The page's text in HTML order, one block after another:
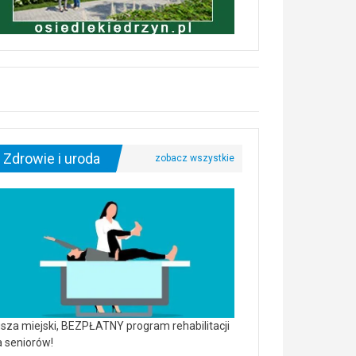
Zdrowie i uroda
miejski, BEZPŁATNY program rehabilitacji
seniorów!